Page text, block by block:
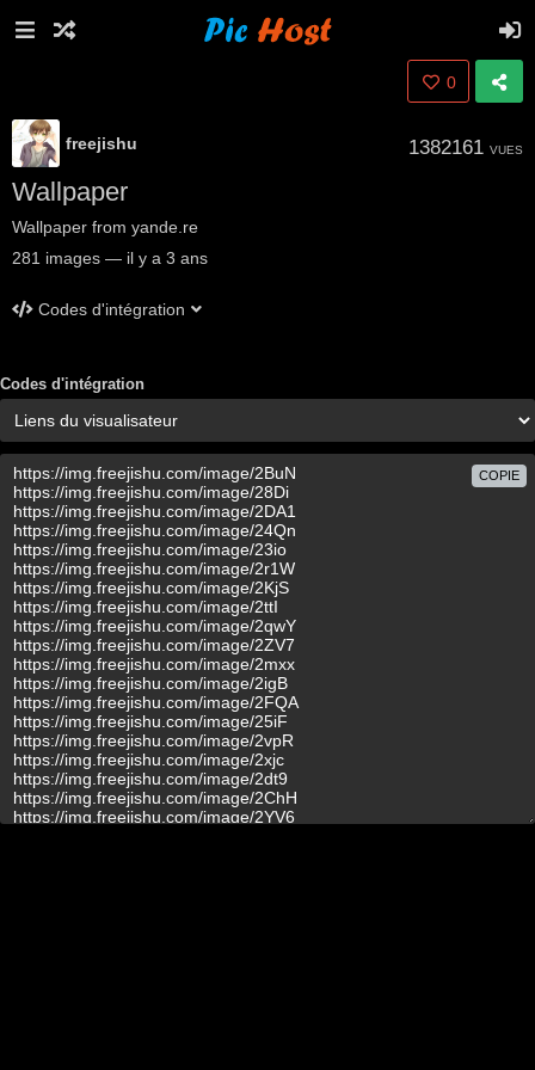
0
freejishu 1382161 VUES
Wallpaper
Wallpaper from yande.re
281 images — il y a 3 ans
Codes d'intégration
Codes d'intégration
COPIE